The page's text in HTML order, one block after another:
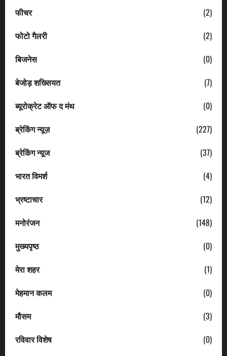
फीचर
(2)
फोटो गैलरी
(2)
बिजनेस
(0)
बेजोड़ शख्सियत
(7)
ब्यूरोक्रेट ऑफ द मंथ
(0)
ब्रेकिंग न्यूज़
(227)
ब्रेकिंग न्यूज
(37)
भारत विमर्श
(4)
भ्रष्टाचार
(12)
मनोरंजन
(148)
मुख्यपृष्ठ
(0)
मेरा शहर
(1)
मेहमान कलम
(0)
मौसम
(3)
रविवार विशेष
(0)